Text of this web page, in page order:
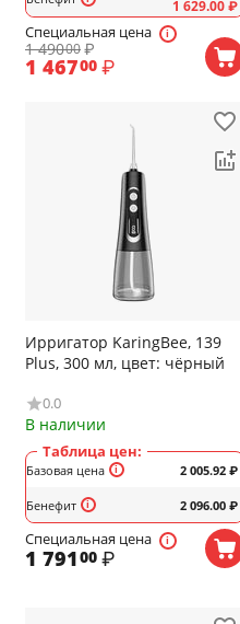
1 629.00₽
Специальная цена
1 49000 ₽
1 46700 ₽
Ирригатор KaringBee, 139
Plus, 300 мл, цвет: чёрный
0.0
В наличии
Таблица цен:
Базовая цена
Бенефит
2 005.92 ₽
2 096.00 ₽
Специальная цена
1 79100 ₽